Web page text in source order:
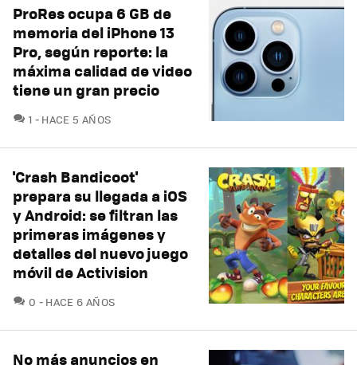
ProRes ocupa 6 GB de
memoria del iPhone 13
Pro, según reporte: la
máxima calidad de video
tiene un gran precio
1 COMENTARIOS
HACE 5 AÑOS
'Crash Bandicoot'
prepara su llegada a iOS
y Android: se filtran las
primeras imágenes y
detalles del nuevo juego
móvil de Activision
0 COMENTARIOS
HACE 6 AÑOS
No más anuncios en